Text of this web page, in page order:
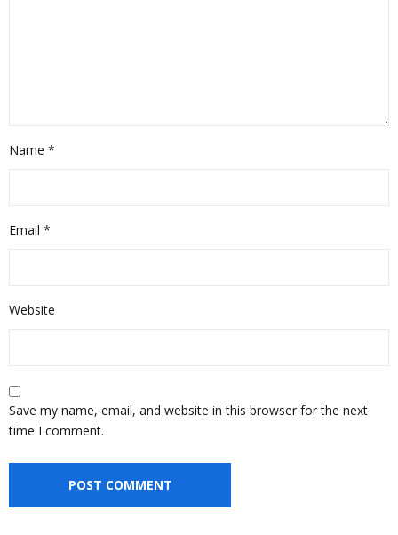
Name *
Email *
Website
Save my name, email, and website in this browser for the next
time I comment.